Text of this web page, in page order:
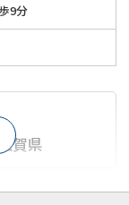
9分
賀県
レスポンスが早い